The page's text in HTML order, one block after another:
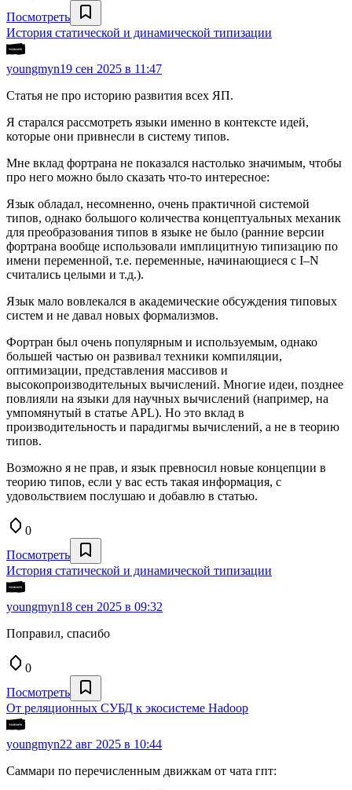
Посмотреть
История статической и динамической типизации
youngmyn19 сен 2025 в 11:47
Статья не про историю развития всех ЯП.
Я старался рассмотреть языки именно в контексте идей,
которые они привнесли в систему типов.
Мне вклад фортрана не показался настолько значимым, чтобы
про него можно было сказать что-то интересное:
Язык обладал, несомненно, очень практичной системой
типов, однако большого количества концептуальных механик
для преобразования типов в языке не было (ранние версии
фортрана вообще использовали имплицитную типизацию по
имени переменной, т.е. переменные, начинающиеся с I–N
считались целыми и т.д.).
Язык мало вовлекался в академические обсуждения типовых
систем и не давал новых формализмов.
Фортран был очень популярным и используемым, однако
большей частью он развивал техники компиляции,
оптимизации, представления массивов и
высокопроизводительных вычислений. Многие идеи, позднее
повлияли на языки для научных вычислений (например, на
умпомянутый в статье APL). Но это вклад в
производительность и парадигмы вычислений, а не в теорию
типов.
Возможно я не прав, и язык превносил новые концепции в
теорию типов, если у вас есть такая информация, с
удовольствием послушаю и добавлю в статью.
0
Посмотреть
История статической и динамической типизации
youngmyn18 сен 2025 в 09:32
Поправил, спасибо
0
Посмотреть
От реляционных СУБД к экосистеме Hadoop
youngmyn22 авг 2025 в 10:44
Саммари по перечисленным движкам от чата гпт: